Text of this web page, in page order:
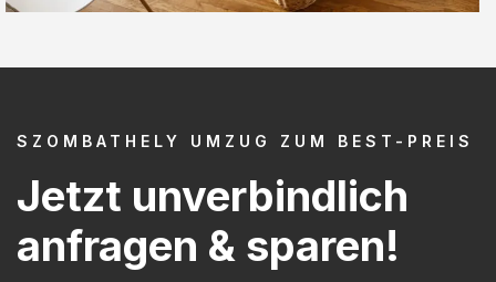
SZOMBATHELY UMZUG ZUM BEST-PREIS
Jetzt unverbindlich
anfragen & sparen!